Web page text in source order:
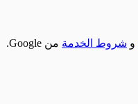
و شروط الخدمة من Google.